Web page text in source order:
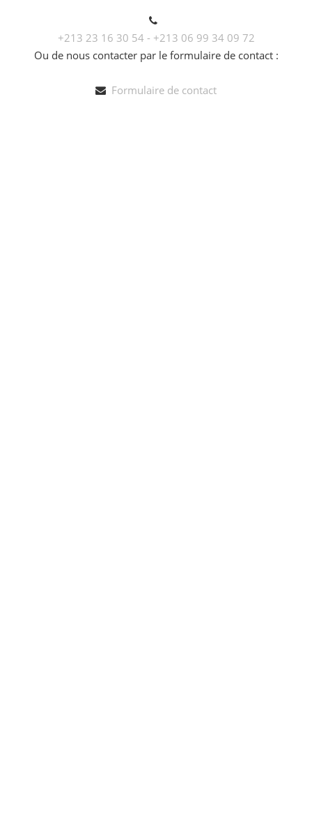
+213 23 16 30 54 - +213 06 99 34 09 72
Ou de nous contacter par le formulaire de contact :
Formulaire de contact